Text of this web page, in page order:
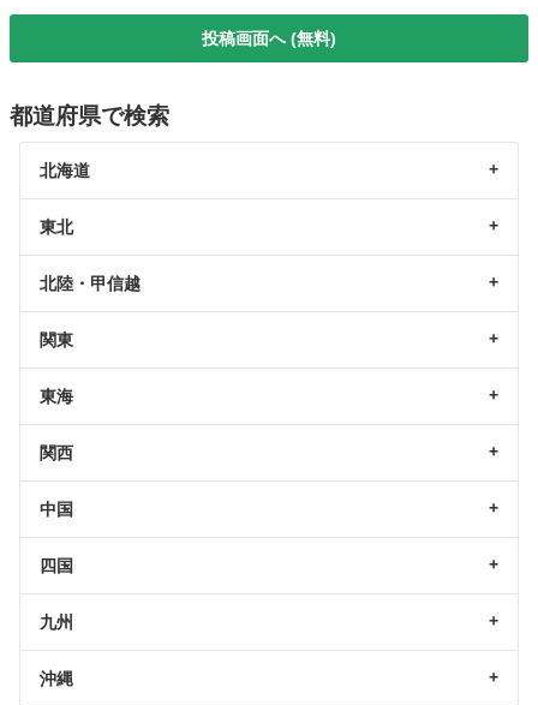
投稿画面へ (無料)
都道府県で検索
北海道
東北
北陸・甲信越
関東
東海
関西
中国
四国
九州
沖縄